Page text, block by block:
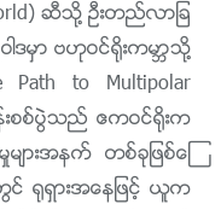
ဆီသို႔ ဦးတည္လာျခ
ါဒမွာ ဗဟုဝင္႐ိုးကမာၻသို႔
Path to Multipolar
းစစ္ပြဲသည္ ဧကဝင္႐ိုးက
မ်ားအနက္ တစ္ခုျဖစ္ေၾ
င္ ႐ုရွားအေနျဖင့္ ယူက